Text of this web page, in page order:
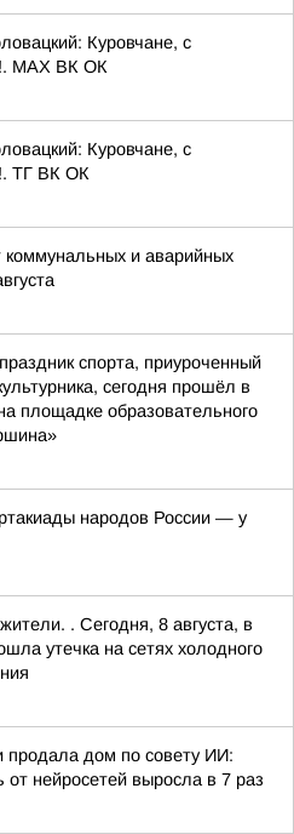
Куровчане, с
MAX ВК ОК
Куровчане, с
ТГ ВК ОК
коммунальных и аварийных
спорта, приуроченный
сегодня прошёл в
площадке образовательного
народов России — у
. Сегодня, 8 августа, в
утечка на сетях холодного
продала дом по совету ИИ:
от нейросетей выросла в 7 раз